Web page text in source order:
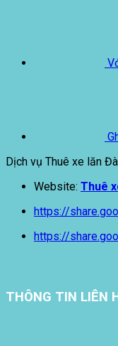
Dịch vụ Thuê xe lăn
Website: Thuê
https://
https://
THÔNG TIN LIÊN